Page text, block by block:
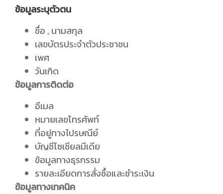
ข้อมูลระบุตัวตน
ชื่อ , นามสกุล
เลขบัตรประจำตัวประชาชน
เพศ
วันเกิด
ข้อมูลการติดต่อ
อีเมล
หมายเลขโทรศัพท์
ที่อยู่ทางไปรษณีย์
บัญชีโซเชียลมีเดีย
ข้อมูลทางธุรกรรม
รายละเอียดการสั่งซื้อและชำระเงิน
ข้อมูลทางเทคนิค